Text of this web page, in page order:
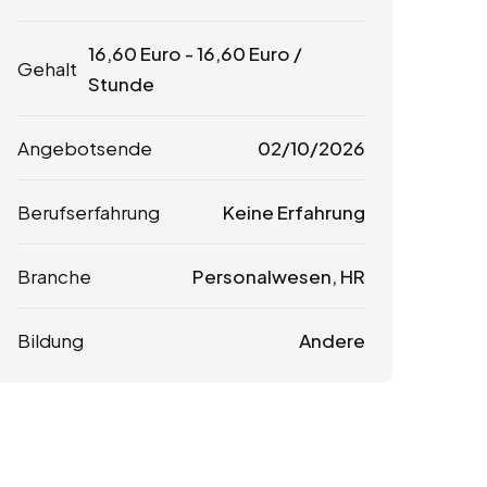
Gehalt
16,60 Euro -16,60 Euro /
Stunde
Angebotsende 02/10/2026
Berufserfahrung Keine Erfahrung
Branche Personalwesen, HR
Bildung Andere